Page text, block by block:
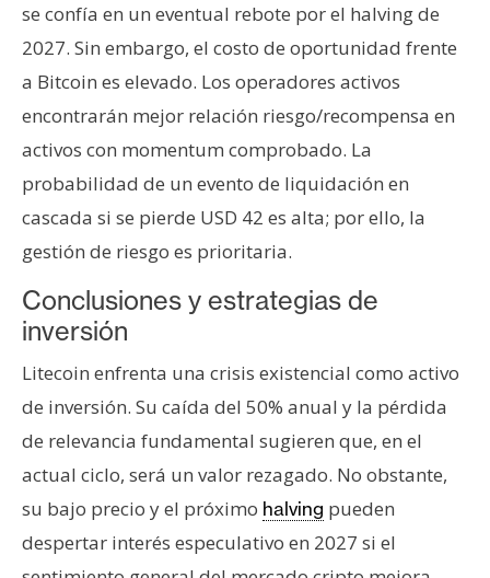
se confía en un eventual rebote por el halving de
2027. Sin embargo, el costo de oportunidad frente
a Bitcoin es elevado. Los operadores activos
encontrarán mejor relación riesgo/recompensa en
activos con momentum comprobado. La
probabilidad de un evento de liquidación en
cascada si se pierde USD 42 es alta; por ello, la
gestión de riesgo es prioritaria.
Conclusiones y estrategias de
inversión
Litecoin enfrenta una crisis existencial como activo
de inversión. Su caída del 50% anual y la pérdida
de relevancia fundamental sugieren que, en el
actual ciclo, será un valor rezagado. No obstante,
su bajo precio y el próximo halving pueden
despertar interés especulativo en 2027 si el